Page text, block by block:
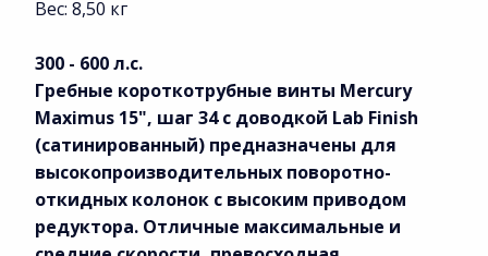
Вес: 8,50 кг
300 - 600 л.с.
Гребные короткотрубные винты Mercury
Maximus 15", шаг 34 с доводкой Lab Finish
(сатинированный) предназначены для
высокопроизводительных поворотно-
откидных колонок с высоким приводом
редуктора. Отличные максимальные и